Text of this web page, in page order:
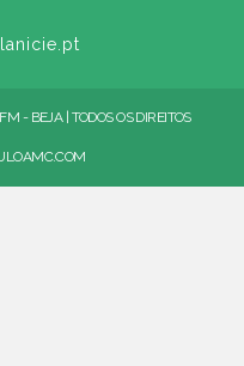
- BEJA | TODOS OS DIREITOS